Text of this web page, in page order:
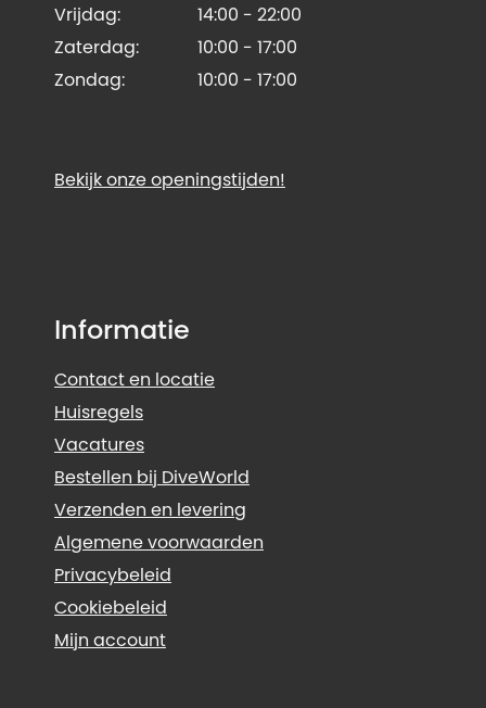
Vrijdag:
14:00 - 22:00
Zaterdag:
10:00 - 17:00
Zondag:
10:00 - 17:00
Bekijk onze openingstijden!
Informatie
Contact en locatie
Huisregels
Vacatures
Bestellen bij DiveWorld
Verzenden en levering
Algemene voorwaarden
Privacybeleid
Cookiebeleid
Mijn account